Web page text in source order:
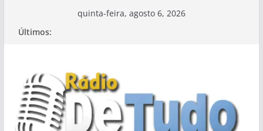
quinta-feira, agosto 6, 2026
Últimos: